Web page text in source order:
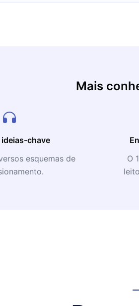
Viking, Voyager e Galileo da NASA
último refúgio minuto
importava era o que era verdade,
fazer sentir melhor. Mesmo neste
iria ser perdoado por se
Carl foi inabalável. à
nos olhos um do outro, foi com
de que a nossa vida
Masursky da American
contribuições extraordinárias para o
Mais
ideias-chave
esquemas de
O